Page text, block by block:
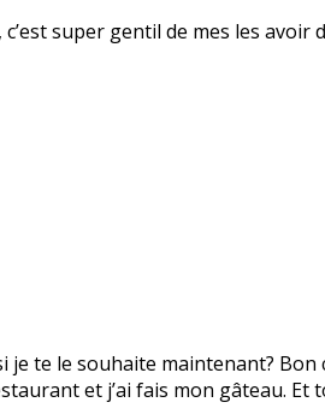
super gentil de mes les avoir
te le souhaite maintenant?
et j’ai fais mon gâteau. Et